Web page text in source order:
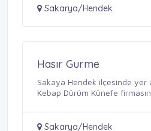
Sakarya/Hendek
Hasır Gurme
Sakaya Hendek ilçesinde yer
Kebap Dürüm Künefe
Sakarya/Hendek